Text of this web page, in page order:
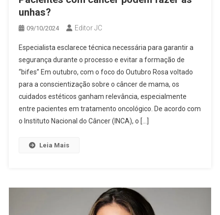
unhas?
09/10/2024 Editor JC
Especialista esclarece técnica necessária para garantir a
segurança durante o processo e evitar a formação de
“bifes” Em outubro, com o foco do Outubro Rosa voltado
para a conscientização sobre o câncer de mama, os
cuidados estéticos ganham relevância, especialmente
entre pacientes em tratamento oncológico. De acordo com
o Instituto Nacional do Câncer (INCA), o […]
Leia Mais